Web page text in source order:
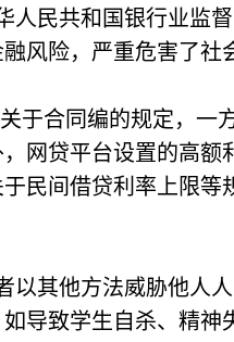
民共和国银行业监
风险，严重危害了社
于合同编的规定，一
网贷平台设置的高额
民间借贷利率上限等
以其他方法威胁他人
导致学生自杀、精神